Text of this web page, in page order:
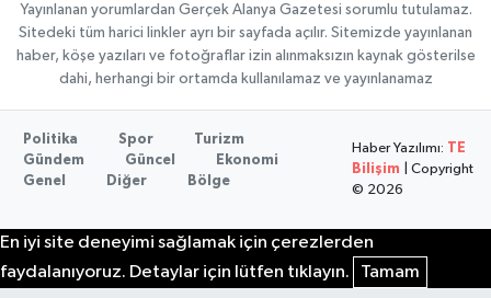
Yayınlanan yorumlardan Gerçek Alanya Gazetesi sorumlu tutulamaz.
Sitedeki tüm harici linkler ayrı bir sayfada açılır. Sitemizde yayınlanan
haber, köşe yazıları ve fotoğraflar izin alınmaksızın kaynak gösterilse
dahi, herhangi bir ortamda kullanılamaz ve yayınlanamaz
Politika Spor
Turizm
Gündem
Güncel
Ekonomi
Genel
Diğer Bölge
Haber Yazılımı: TE
Bilişim | Copyright
© 2026
En iyi site deneyimi sağlamak için çerezlerden
faydalanıyoruz. Detaylar için lütfen tıklayın.
Tamam